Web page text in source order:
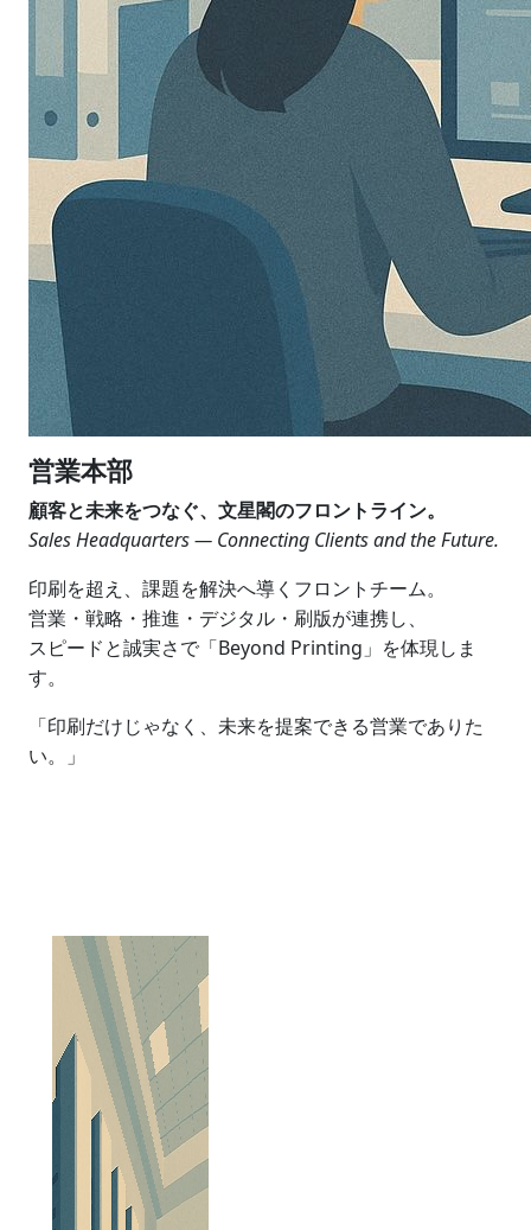
営業本部
顧客と未来をつなぐ、文星閣のフロントライン。
Sales Headquarters — Connecting Clients and the Future.
印刷を超え、課題を解決へ導くフロントチーム。
営業・戦略・推進・デジタル・刷版が連携し、
スピードと誠実さで「Beyond Printing」を体現しま
す。
「印刷だけじゃなく、未来を提案できる営業でありた
い。」